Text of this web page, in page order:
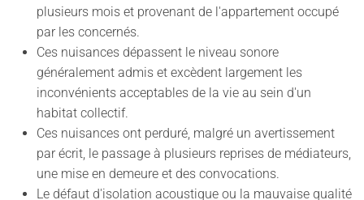
plusieurs mois et provenant de l'appartement occupé
par les concernés.
Ces nuisances dépassent le niveau sonore
généralement admis et excèdent largement les
inconvénients acceptables de la vie au sein d'un
habitat collectif.
Ces nuisances ont perduré, malgré un avertissement
par écrit, le passage à plusieurs reprises de médiateurs,
une mise en demeure et des convocations.
Le défaut d'isolation acoustique ou la mauvaise qualité